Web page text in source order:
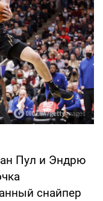
Пул и Эндрю
снайпер